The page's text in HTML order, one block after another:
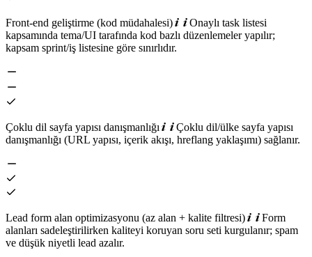
Front-end geliştirme (kod müdahalesi)
Onaylı task listesi
kapsamında tema/UI tarafında kod bazlı düzenlemeler yapılır;
kapsam sprint/iş listesine göre sınırlıdır.
Çoklu dil sayfa yapısı danışmanlığı
Çoklu dil/ülke sayfa yapısı
danışmanlığı (URL yapısı, içerik akışı, hreflang yaklaşımı) sağlanır.
Lead form alan optimizasyonu (az alan + kalite filtresi)
Form
alanları sadeleştirilirken kaliteyi koruyan soru seti kurgulanır; spam
ve düşük niyetli lead azalır.